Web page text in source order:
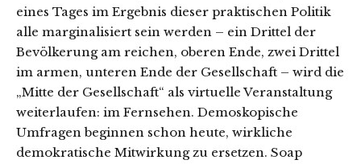
eines Tages im Ergebnis dieser praktischen Politik
alle marginalisiert sein werden – ein Drittel der
Bevölkerung am reichen, oberen Ende, zwei Drittel
im armen, unteren Ende der Gesellschaft – wird die
„Mitte der Gesellschaft“ als virtuelle Veranstaltung
weiterlaufen: im Fernsehen. Demoskopische
Umfragen beginnen schon heute, wirkliche
demokratische Mitwirkung zu ersetzen. Soap